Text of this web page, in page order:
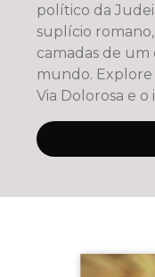
político da
suplício
camadas de
mundo. Explore
Via Dolorosa e o